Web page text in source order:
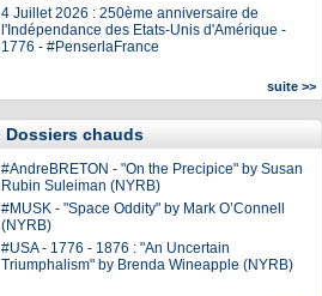
4 Juillet 2026 : 250ème anniversaire de
l'Indépendance des Etats-Unis d'Amérique -
1776 - #PenserlaFrance
suite >>
Dossiers chauds
#AndreBRETON - "On the Precipice" by Susan
Rubin Suleiman (NYRB)
#MUSK - "Space Oddity" by Mark O’Connell
(NYRB)
#USA - 1776 - 1876 : "An Uncertain
Triumphalism" by Brenda Wineapple (NYRB)